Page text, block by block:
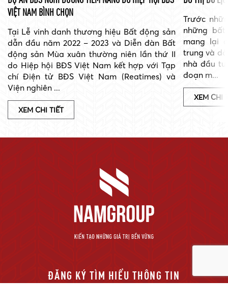
VIỆT NAM BÌNH CHỌN
Tại Lễ vinh danh thương hiệu Bất động sản
dẫn đầu năm 2022 – 2023 và Diễn đàn Bất
động sản Mùa xuân thường niên lần thứ II
do Hiệp hội BĐS Việt Nam kết hợp với Tạp
chí Điện tử BĐS Việt Nam (Reatimes) và
Viện nghiên ...
XEM CHI TIẾT
Trước
những
mang lại
trung và
nhà đầu
đoạn m...
XEM CHI
ĐĂNG KÝ TÌM HIỂU THÔNG TIN